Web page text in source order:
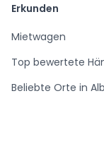
Erkunden
Mietwagen
Top bewertete
Beliebte Orte in